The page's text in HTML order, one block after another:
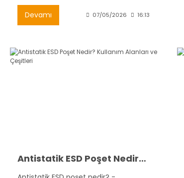
Devamı
07/05/2026 16:13
Antistatik ESD Poşet Nedir? Kullanım Alanları ve Çeşitleri